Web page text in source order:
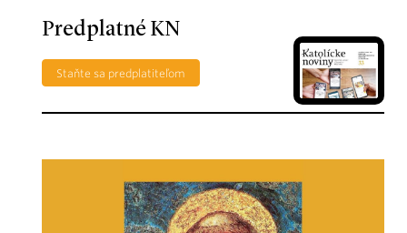
Predplatné KN
Staňte sa predplatiteľom